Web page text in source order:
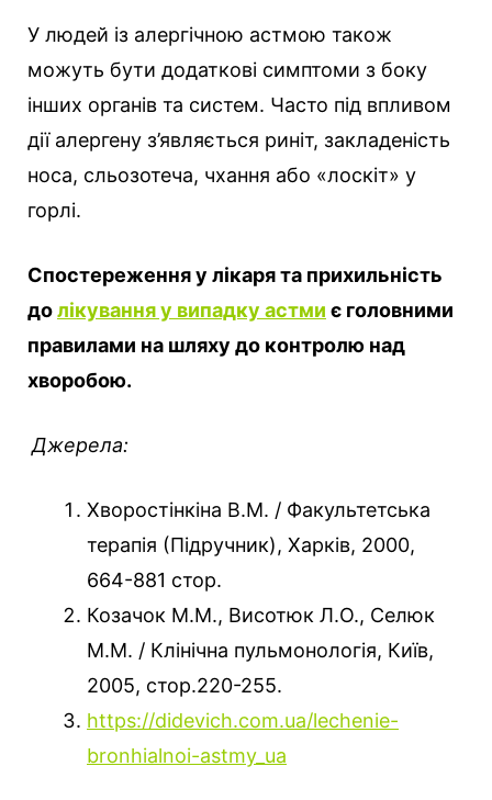
У людей із алергічною астмою також
можуть бути додаткові симптоми з боку
інших органів та систем. Часто під впливом
дії алергену з’являється риніт, закладеність
носа, сльозотеча, чхання або «лоскіт» у
горлі.
Спостереження у лікаря та прихильність
долікування у випадку астми є головними
правилами на шляху до контролю над
хворобою.
Джерела:
Хворостінкіна В.М. / Факультетська
терапія (Підручник), Харків, 2000,
664-881 стор.
Козачок М.М., Висотюк Л.О., Селюк
М.М. / Клінічна пульмонологія, Київ,
2005, стор.220-255.
https://didevich.com.ua/lechenie-
bronhialnoi-astmy_ua